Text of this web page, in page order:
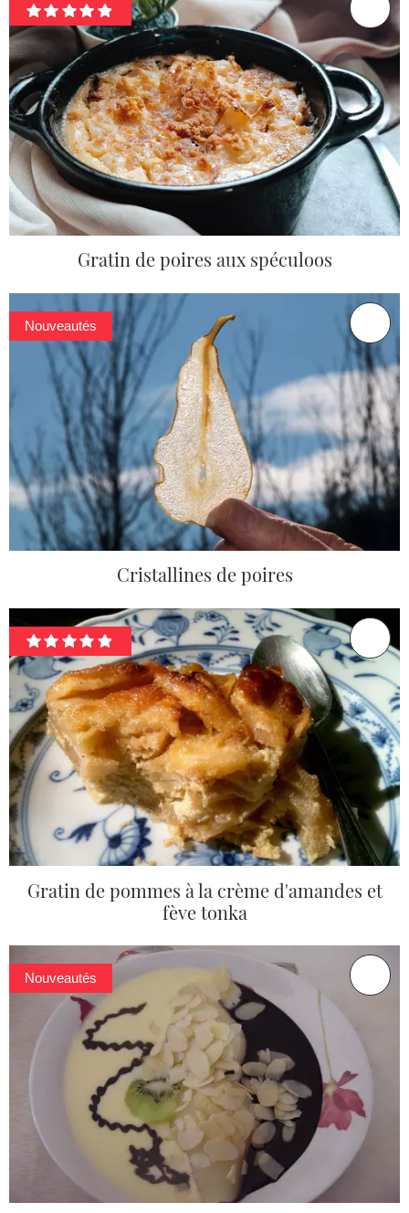
Gratin de poires aux spéculoos
Nouveautés
Cristallines de poires
Gratin de pommes à la crème d'amandes et
fève tonka
Nouveautés